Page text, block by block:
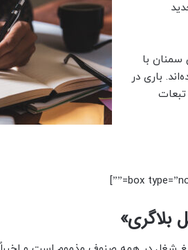
سمنان با
باری در
بلاگری»